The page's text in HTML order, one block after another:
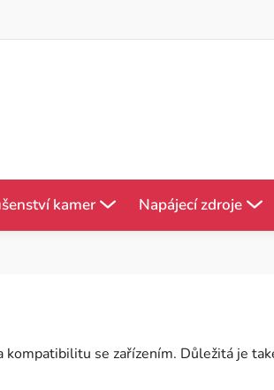
kamer Napájecí zdroje
se zařízením. Důležitá je